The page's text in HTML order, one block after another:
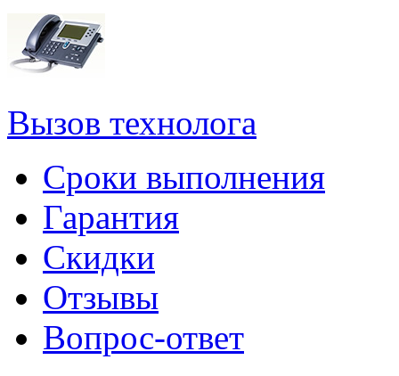
Вызов технолога
Сроки выполнения
Гарантия
Скидки
Отзывы
Вопрос-ответ